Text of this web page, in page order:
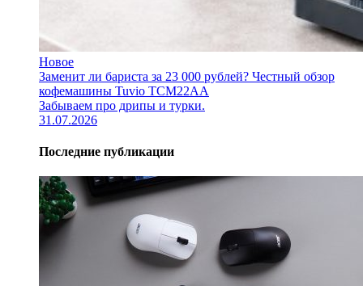
Новое
Заменит ли бариста за 23 000 рублей? Честный обзор
кофемашины Tuvio TCM22AA
Забываем про дрипы и турки.
31.07.2026
Последние публикации